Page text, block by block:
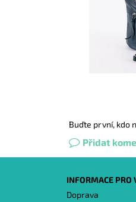
Buďte první, kdo
Přidat
INFORMACE PRO
Doprava